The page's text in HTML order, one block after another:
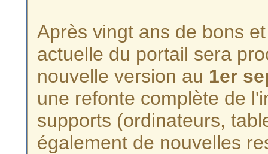
Après vingt ans de bons
actuelle du portail sera
nouvelle version au 1er
une refonte complète de
supports (ordinateurs,
également de nouvelles